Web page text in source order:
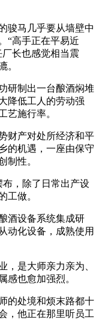
马几乎要从墙壁中
“高手正在平易近
长也感觉相当震
。
制出一台酿酒焖堆
降低工人的劳动强
艺施行率。
产对处所经济和平
的机遇，一座由保守
制性。
，除了日常出产设
工做。
设备系统集成研
动化设备，成熟使用
是大师亲力亲为、
感也愈加强烈。
处境和烦末路都十
，他正在那里听员工